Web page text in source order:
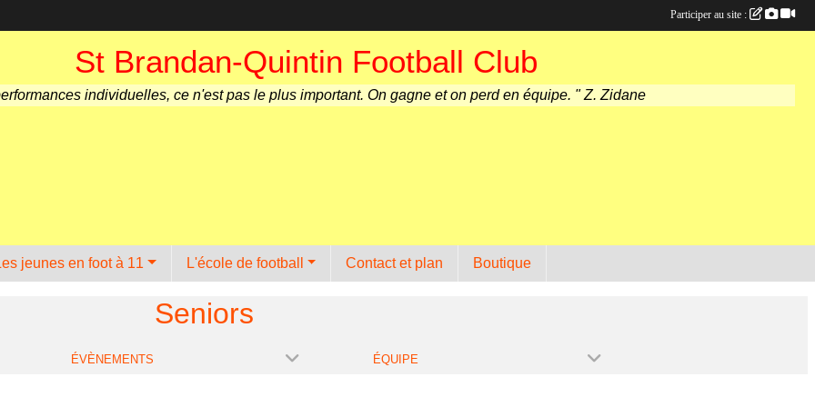
St Brandan-Quintin Football Club
individuelles, ce n'est pas le plus important. On gagne et on perd en équipe. " Z. Zidane
jeunes en foot à 11 L'école de football Contact et plan Boutique
Seniors
ÉVÈNEMENTS ÉQUIPE
Participer au site :